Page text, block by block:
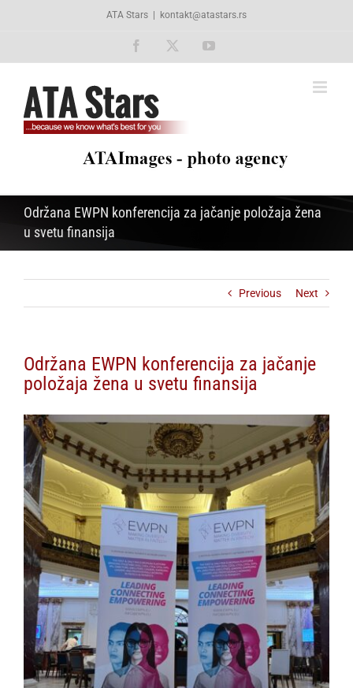
ATA Stars kontakt@atastars.rs
Facebook YouTube
Održana EWPN konferencija za jačanje položaja žena
u svetu finansija
Previous Next
Održana EWPN konferencija za jačanje
položaja žena u svetu finansija